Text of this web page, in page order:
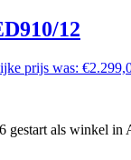
12
prijs was:
als winkel in